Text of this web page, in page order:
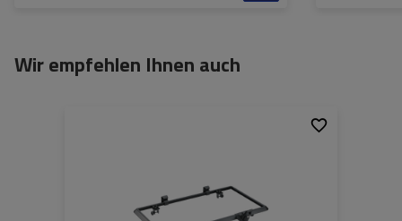
Wir empfehlen Ihnen auch